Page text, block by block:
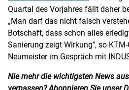
Quartal des Vorjahres fällt daher
„Man darf das nicht falsch
Botschaft, dass schon alles
Sanierung zeigt Wirkung", so
Neumeister im Gespräch mit
Nie mehr die wichtigsten News